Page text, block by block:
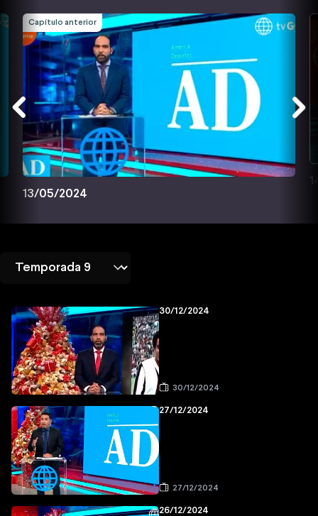
Capítulo anterior
13/05/2024
30/12/2024
30/12/2024
27/12/2024
27/12/2024
26/12/2024